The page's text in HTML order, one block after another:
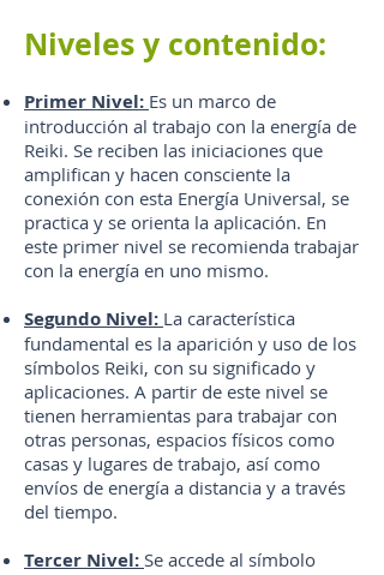
Niveles y contenido:
Primer Nivel: Es un marco de
introducción al trabajo con la energía de
Reiki. Se reciben las iniciaciones que
amplifican y hacen consciente la
conexión con esta Energía Universal, se
practica y se orienta la aplicación. En
este primer nivel se recomienda trabajar
con la energía en uno mismo.
Segundo Nivel: La característica
fundamental es la aparición y uso de los
símbolos Reiki, con su significado y
aplicaciones. A partir de este nivel se
tienen herramientas para trabajar con
otras personas, espacios físicos como
casas y lugares de trabajo, así como
envíos de energía a distancia y a través
del tiempo.
Tercer Nivel: Se accede al símbolo